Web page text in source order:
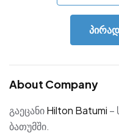
About Company
გაეცანიHilton Batumi –
ბათუმში.